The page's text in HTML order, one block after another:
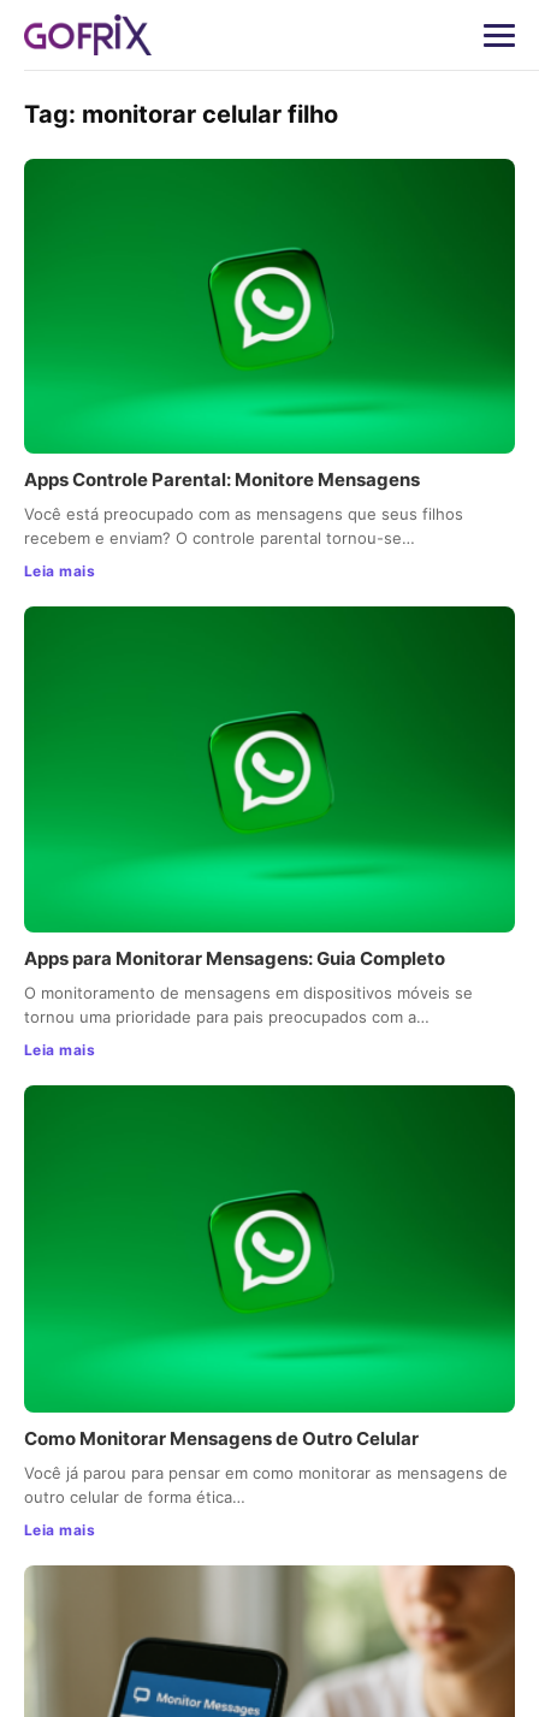
Tag: monitorar celular filho
Apps Controle Parental: Monitore Mensagens
Você está preocupado com as mensagens que seus filhos
recebem e enviam? O controle parental tornou-se…
Leia mais
Apps para Monitorar Mensagens: Guia Completo
O monitoramento de mensagens em dispositivos móveis se
tornou uma prioridade para pais preocupados com a…
Leia mais
Como Monitorar Mensagens de Outro Celular
Você já parou para pensar em como monitorar as mensagens de
outro celular de forma ética…
Leia mais